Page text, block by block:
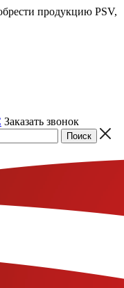
продукцию PSV,
Заказать звонок